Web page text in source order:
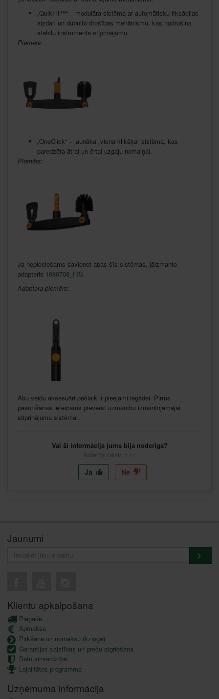
„QuikFit™“ – modulāra sistēma ar automātisku fiksācijas
aizdari un dubulto drošības mehānismu, kas nodrošina
stabilu instrumenta stiprinājumu.
Piemērs:
„OneClick“ – jaunāka „viena klikšķa“ sistēma, kas
paredzēta ātrai un ērtai uzgaļu nomaiņai.
Piemērs:
Ja nepieciešams savienot abas šīs sistēmas, jāizmanto
adapteris 1080703_FIS.
Adaptera piemērs:
Abu veidu aksesuāri pašlaik ir pieejami iegādei. Pirms
pasūtīšanas ieteicams pievērst uzmanību izmantojamajai
stiprinājuma sistēmai.
Vai šī informācija jums bija noderīga?
Noderīgs raksts: 1 1
Jā Nē
Jaunumi
Klientu apkalpošana
Piegāde
Apmaksa
Pirkšana uz nomaksu (līzingā)
Garantijas saistības un preču atgriešana
Datu aizsardzība
Lojalitātes programma
Uzņēmuma informācija